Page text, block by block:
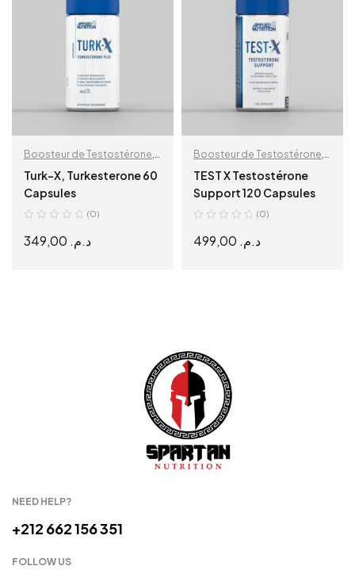
Boosteur de Testostérone
Sante et Bien Etre
Turk-X, Turkesterone 60
Capsules
(0)
د.م.
Boosteur de Testostérone
Sante et Bien Etre
TEST X Testostérone
Support 120 Capsules
(0)
د.م.
NEED HELP?
+212 662 156 351
FOLLOW US